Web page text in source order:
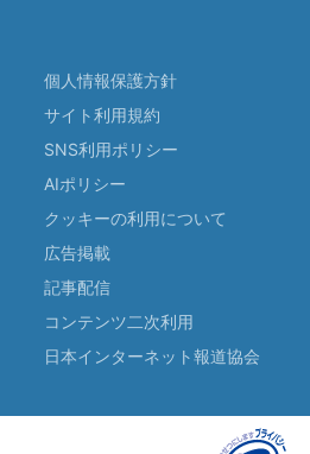
個人情報保護方針
サイト利用規約
SNS利用ポリシー
AIポリシー
クッキーの利用について
広告掲載
記事配信
コンテンツ二次利用
日本インターネット報道協会